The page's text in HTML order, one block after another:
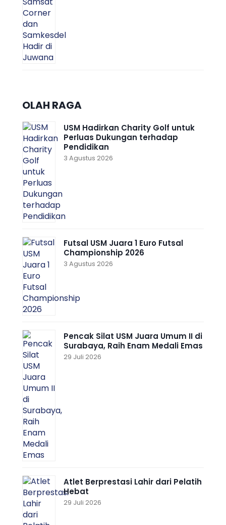
OLAH RAGA
USM Hadirkan Charity Golf untuk
Perluas Dukungan terhadap
Pendidikan
3 Agustus 2026
Futsal USM Juara 1 Euro Futsal
Championship 2026
3 Agustus 2026
Pencak Silat USM Juara Umum II di
Surabaya, Raih Enam Medali Emas
29 Juli 2026
Atlet Berprestasi Lahir dari Pelatih
Hebat
29 Juli 2026